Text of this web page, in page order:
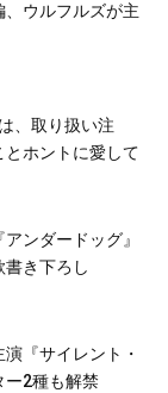
ウルフルズが主
、取り扱い注
ホントに愛して
ンダードッグ』
き下ろし
『サイレント・
ー2種も解禁